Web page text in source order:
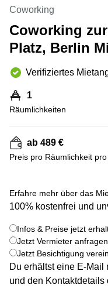
Düsseldorf
Büro
mieten
Köln
Büro
Essen
Büro
mieten
Hannover
Seminarraum
mieten
Neuss
Büro
mieten
Hamburg
Büro
mieten
Berlin
Kienberger
Allee 4
Berlin
Schönefeld
8 Hannover
21 Regus
Düsseldorf
Arcus
Str.
Mainzer
69
Frankfurt
Europaplatz
2 Berlin
Regus
Coworking
Coworking
Platz, Berlin
Verifiziertes
1
Räumlichkeiten
ab 489 €
Preis pro Räumlichkeit
Erfahre mehr über das
100% kostenfrei und
Infos & Preise jetzt
Jetzt Vermieter anfragen
Jetzt Besichtigung
Du erhältst eine E-Mail
und den Kontaktdetails